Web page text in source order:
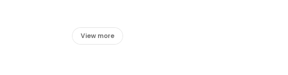
View more